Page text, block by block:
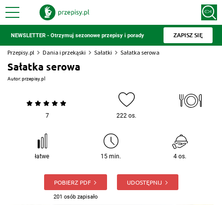
NEWSLETTER - Otrzymuj sezonowe przepisy i porady ZAPISZ SIĘ
Przepisy.pl Dania i przekąski Sałatki Sałatka serowa
Sałatka serowa
Autor:przepisy.pl
7 222 os.
łatwe 15 min. 4 os.
POBIERZ PDF
201 osób zapisało
UDOSTĘPNIJ